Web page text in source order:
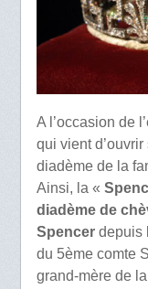
A l’occasion de
qui vient
diadème de la
Ainsi, la «
diadème de
Spencer depuis
du 5ème comte
grand-mère de la